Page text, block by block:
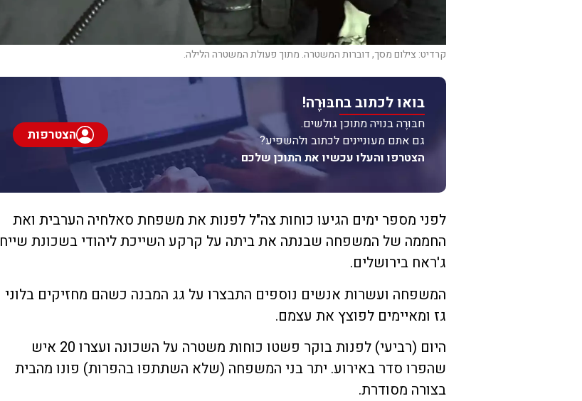
קרדיט: צילום מסך, דוברות המשטרה. מתוך פעולת המשטרה הלילה.
בואו לכתוב בחבּוּרֶה!
חבּוּרֶה בנויה מתוכן גולשים.
גם אתם מעוניינים לכתוב ולהשפיע?
הצטרפו והעלו עכשיו את התוכן שלכם
הצטרפות
לפני מספר ימים הגיעו כוחות צה"ל לפנות את משפחת סאלחיה הערבית ואת
החממה של המשפחה שבנתה את ביתה על קרקע השייכת ליהודי בשכונת שייח
ג'ראח בירושלים.
המשפחה ועשרות אנשים נוספים התבצרו על גג המבנה כשהם מחזיקים בלוני
גז ומאיימים לפוצץ את עצמם.
היום (רביעי) לפנות בוקר פשטו כוחות משטרה על השכונה ועצרו 20 איש
שהפרו סדר באירוע. יתר בני המשפחה (שלא השתתפו בהפרות) פונו מהבית
בצורה מסודרת.